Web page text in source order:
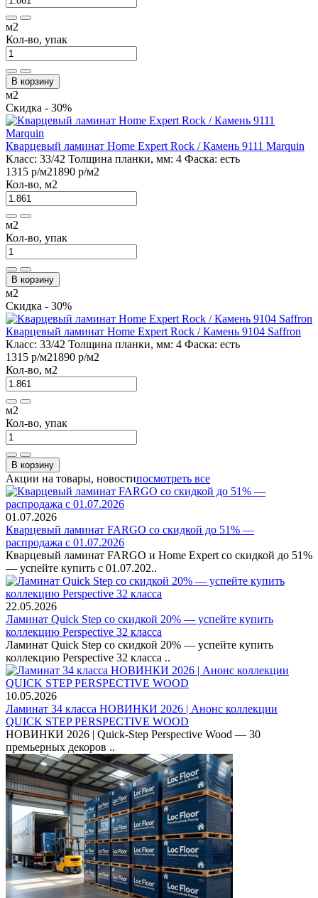
м2
Кол-во, упак
В корзину
м2
Скидка - 30%
Кварцевый ламинат Home Expert Rock / Камень 9111 Marquin
Класс: 33/42 Толщина планки, мм: 4 Фаска: есть
1315 р/м21890 р/м2
Кол-во, м2
м2
Кол-во, упак
В корзину
м2
Скидка - 30%
Кварцевый ламинат Home Expert Rock / Камень 9104 Saffron
Класс: 33/42 Толщина планки, мм: 4 Фаска: есть
1315 р/м21890 р/м2
Кол-во, м2
м2
Кол-во, упак
В корзину
Акции на товары, новостипосмотреть все
01.07.2026
Кварцевый ламинат FARGO со скидкой до 51% —
распродажа с 01.07.2026
Кварцевый ламинат FARGO и Home Expert со скидкой до 51%
— успейте купить с 01.07.202..
22.05.2026
Ламинат Quick Step со скидкой 20% — успейте купить
коллекцию Perspective 32 класса
Ламинат Quick Step со скидкой 20% — успейте купить
коллекцию Perspective 32 класса ..
10.05.2026
Ламинат 34 класса НОВИНКИ 2026 | Анонс коллекции
QUICK STEP PERSPECTIVE WOOD
НОВИНКИ 2026 | Quick-Step Perspective Wood — 30
премьерных декоров ..